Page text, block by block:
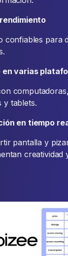
confiables para
en varias
computadoras,
y tablets.
en tiempo
pantalla y
creatividad